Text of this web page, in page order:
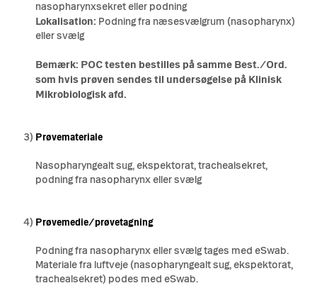
nasopharynxsekret eller podning
Lokalisation: Podning fra næsesvælgrum (nasopharynx)
eller svælg
Bemærk: POC testen bestilles på samme Best./Ord.
som hvis prøven sendes til undersøgelse på Klinisk
Mikrobiologisk afd.
3) Prøvemateriale
Nasopharyngealt sug, ekspektorat, trachealsekret,
podning fra nasopharynx eller svælg
4) Prøvemedie/prøvetagning
Podning fra nasopharynx eller svælg tages med eSwab.
Materiale fra luftveje (nasopharyngealt sug, ekspektorat,
trachealsekret) podes med eSwab.